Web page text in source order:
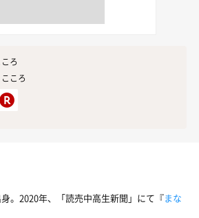
ろ
ころ
。2020年、「読売中高生新聞」にて『まな